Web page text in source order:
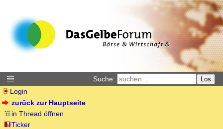
Suche: Los
Login
zurück zur Hauptseite
in Thread öffnen
Ticker